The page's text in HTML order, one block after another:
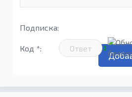
Подписка:
Код *: